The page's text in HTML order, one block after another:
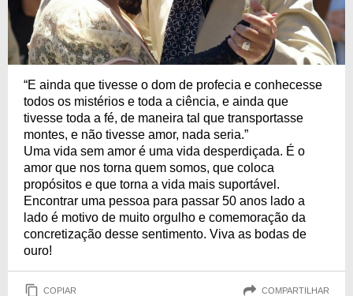
“E ainda que tivesse o dom de profecia e conhecesse
todos os mistérios e toda a ciência, e ainda que
tivesse toda a fé, de maneira tal que transportasse
montes, e não tivesse amor, nada seria.”
Uma vida sem amor é uma vida desperdiçada. É o
amor que nos torna quem somos, que coloca
propósitos e que torna a vida mais suportável.
Encontrar uma pessoa para passar 50 anos lado a
lado é motivo de muito orgulho e comemoração da
concretização desse sentimento. Viva as bodas de
ouro!
COPIAR COMPARTILHAR